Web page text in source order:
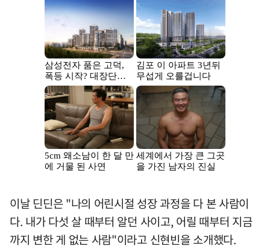
이날 딘딘은 "나의 어린시절 성장 과정을 다 본 사람이
다. 내가 다섯 살 때부터 알던 사이고, 어릴 때부터 지금
까지 변한 게 없는 사람"이라고 신현빈을 소개했다.